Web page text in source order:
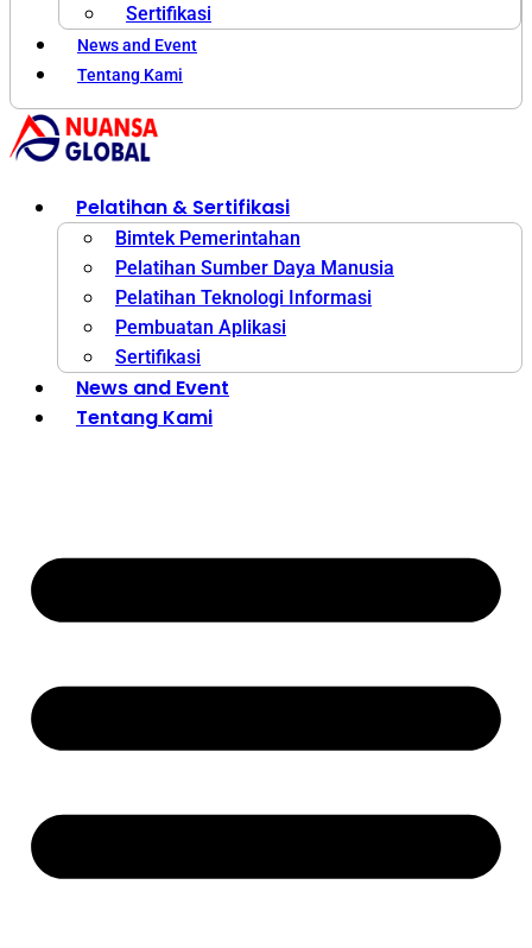
Sertifikasi
News and Event
Tentang Kami
Pelatihan & Sertifikasi
Bimtek Pemerintahan
Pelatihan Sumber Daya Manusia
Pelatihan Teknologi Informasi
Pembuatan Aplikasi
Sertifikasi
News and Event
Tentang Kami